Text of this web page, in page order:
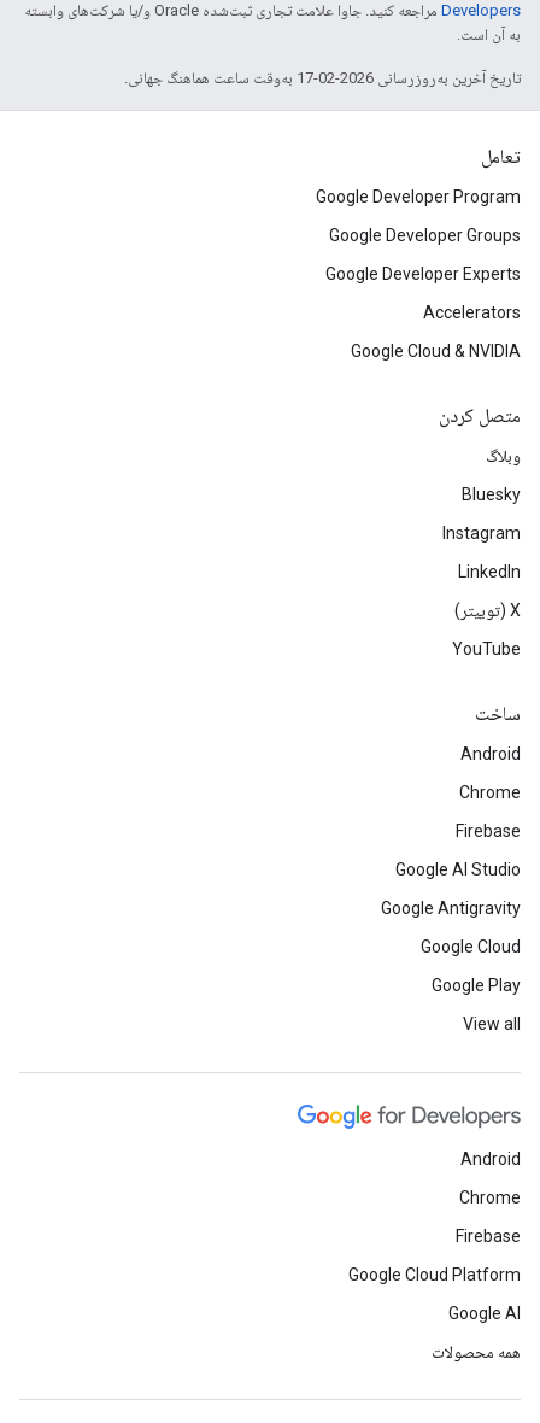
Developers‏
مراجعه کنید. جاوا علامت تجاری ثبت‌شده Oracle و/یا شرکت‌های وابسته
به آن است.
تاریخ آخرین به‌روزرسانی 2026-02-17 به‌وقت ساعت هماهنگ جهانی.
تعامل
Google Developer Program
Google Developer Groups
Google Developer Experts
Accelerators
Google Cloud & NVIDIA
متصل کردن
وبلاگ
Bluesky
Instagram
LinkedIn
‫X (توییتر)
YouTube
ساخت
Android
Chrome
Firebase
Google AI Studio
Google Antigravity
Google Cloud
Google Play
View all
Android
Chrome
Firebase
Google Cloud Platform
Google AI
همه محصولات